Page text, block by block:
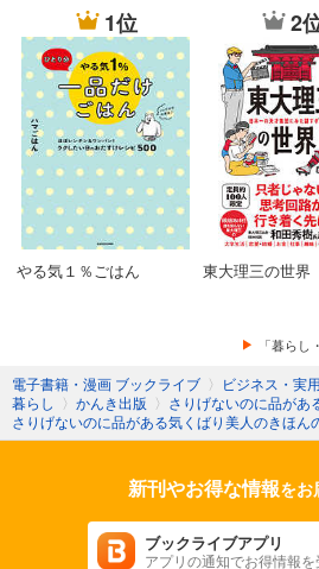
1位
やる気１％ごはん
2
東大理三の世界
「暮ら
電子書籍・漫画 ブックライブ 〉 ビジネス・実用
暮らし 〉 かんき出版 〉 さりげないのに品があ
さりげないのに品がある気くばり美人のきほん
新刊やお得な情報をお
ブックライブアプリ
アプリの通知でお得情報を